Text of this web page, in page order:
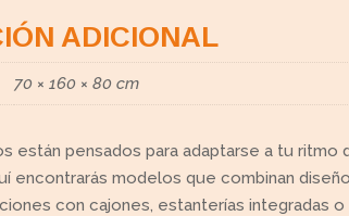
ADICIONAL
70 × 160 × 80 cm
están pensados para adaptarse a tu ritmo
encontrarás modelos que combinan
con cajones, estanterías integradas